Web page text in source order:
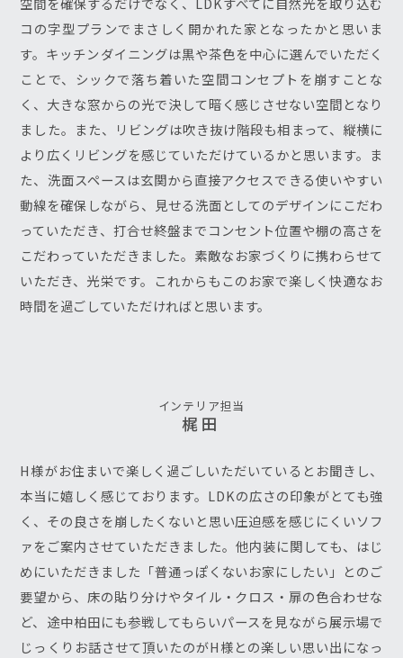
コの字型プランでまさしく開かれた家となったかと思いま
す。キッチンダイニングは黒や茶色を中心に選んでいただく
ことで、シックで落ち着いた空間コンセプトを崩すことな
く、大きな窓からの光で決して暗く感じさせない空間となり
ました。また、リビングは吹き抜け階段も相まって、縦横に
より広くリビングを感じていただけているかと思います。ま
た、洗面スペースは玄関から直接アクセスできる使いやすい
動線を確保しながら、見せる洗面としてのデザインにこだわ
っていただき、打合せ終盤までコンセント位置や棚の高さを
こだわっていただきました。素敵なお家づくりに携わらせて
いただき、光栄です。これからもこのお家で楽しく快適なお
時間を過ごしていただければと思います。
インテリア担当
梶田
H様がお住まいで楽しく過ごしいただいているとお聞きし、
本当に嬉しく感じております。LDKの広さの印象がとても強
く、その良さを崩したくないと思い圧迫感を感じにくいソフ
ァをご案内させていただきました。他内装に関しても、はじ
めにいただきました「普通っぽくないお家にしたい」とのご
要望から、床の貼り分けやタイル・クロス・扉の色合わせな
ど、途中柏田にも参戦してもらいパースを見ながら展示場で
じっくりお話させて頂いたのがH様との楽しい思い出になっ